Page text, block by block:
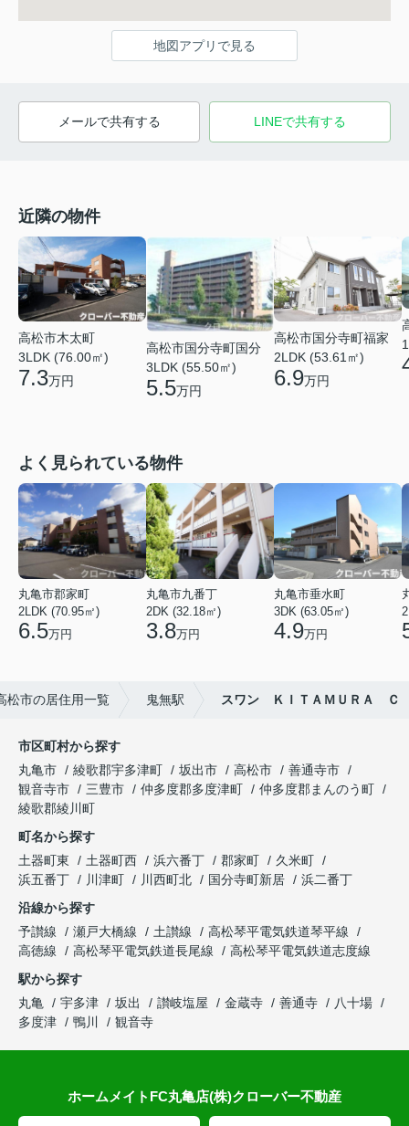
地図アプリで見る
メールで共有する LINEで共有する
近隣の物件
高松市木太町
3LDK (76.00㎡)
7.3万円
高松市国分寺町国分
3LDK (55.50㎡)
5.5万円
高松市国分寺町福家
2LDK (53.61㎡)
6.9万円
よく見られている物件
丸亀市郡家町
2LDK (70.95㎡)
6.5万円
丸亀市九番丁
2DK (32.18㎡)
3.8万円
丸亀市垂水町
3DK (63.05㎡)
4.9万円
松市の居住用一覧 鬼無駅 スワン ＫＩＴＡＭＵＲＡ Ｃ
市区町村から探す
丸亀市
綾歌郡宇多津町 坂出市 高松市
善通寺市
観音寺市
三豊市 仲多度郡多度津町
仲多度郡まんのう町
綾歌郡綾川町
町名から探す
土器町東
土器町西 浜六番丁 郡家町
久米町
浜五番丁
川津町 川西町北 国分寺町新居
浜二番丁
沿線から探す
予讃線
瀬戸大橋線 土讃線
高松琴平電気鉄道琴平線
高徳線
高松琴平電気鉄道長尾線
高松琴平電気鉄道志度線
駅から探す
丸亀
宇多津 坂出 讃岐塩屋 金蔵寺 善通寺
八十場
多度津
鴨川 観音寺
ホームメイトFC丸亀店(株)クローバー不動産